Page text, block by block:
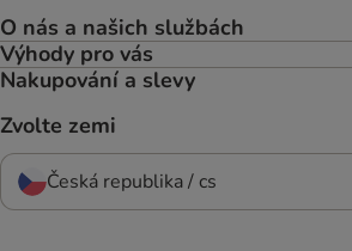
O nás a našich službách
Výhody pro vás
Nakupování a slevy
Zvolte zemi
Česká republika / cs